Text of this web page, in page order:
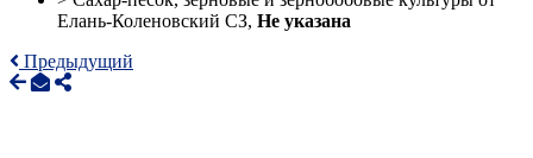
Елань-Коленовский СЗ, Не указана
Предыдущий